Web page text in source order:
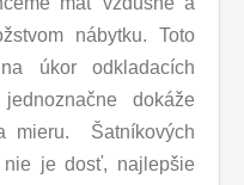
nábytku. Toto
úkor odkladacích
dokáže
mieru. Šatníkových
je dosť, najlepšie